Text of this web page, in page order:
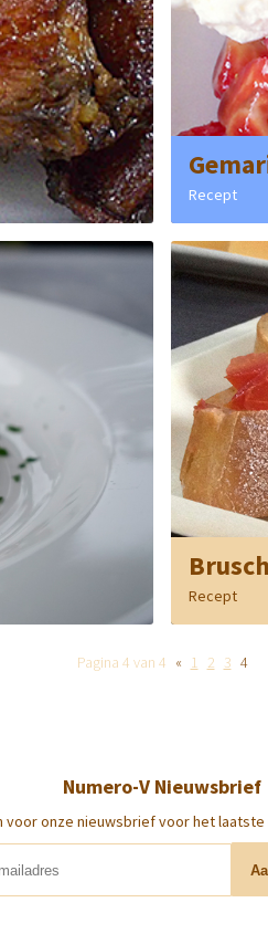
Recept
Recept
Pagina 4 van 4 « 1 2 3 4
Numero-V Nieuwsbrief
voor onze nieuwsbrief voor het